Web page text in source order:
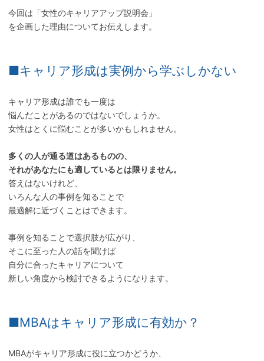
今回は「女性のキャリアアップ説明会」
を企画した理由についてお伝えします。
■キャリア形成は実例から学ぶしかない
キャリア形成は誰でも一度は
悩んだことがあるのではないでしょうか。
女性はとくに悩むことが多いかもしれません。
多くの人が通る道はあるものの、
それがあなたにも適しているとは限りません。
答えはないけれど、
いろんな人の事例を知ることで
最適解に近づくことはできます。
事例を知ることで選択肢が広がり、
そこに至った人の話を聞けば
自分に合ったキャリアについて
新しい角度から検討できるようになります。
■MBAはキャリア形成に有効か？
MBAがキャリア形成に役に立つかどうか、